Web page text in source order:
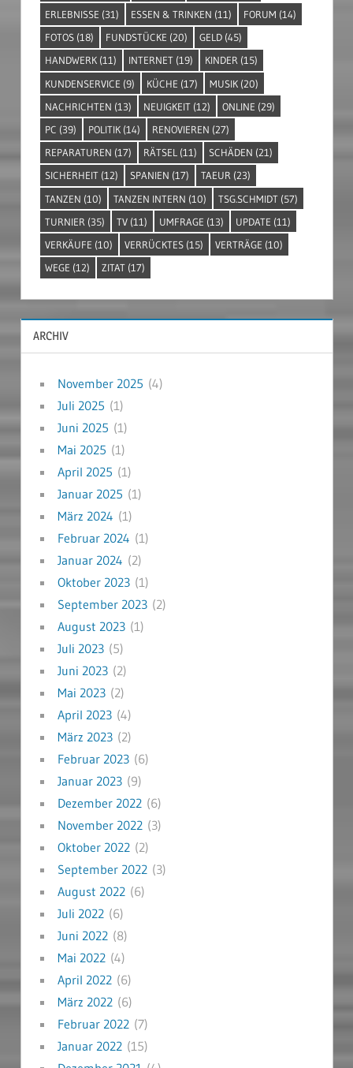
ERLEBNISSE (31) ESSEN & TRINKEN (11) FORUM (14)
FOTOS (18) FUNDSTÜCKE (20) GELD (45)
HANDWERK (11) INTERNET (19) KINDER (15)
KUNDENSERVICE (9) KÜCHE (17) MUSIK (20)
NACHRICHTEN (13) NEUIGKEIT (12) ONLINE (29)
PC (39) POLITIK (14) RENOVIEREN (27)
REPARATUREN (17) RÄTSEL (11) SCHÄDEN (21)
SICHERHEIT (12) SPANIEN (17) TAEUR (23)
TANZEN (10) TANZEN INTERN (10) TSG.SCHMIDT (57)
TURNIER (35) TV (11) UMFRAGE (13) UPDATE (11)
VERKÄUFE (10) VERRÜCKTES (15) VERTRÄGE (10)
WEGE (12) ZITAT (17)
ARCHIV
November 2025 (4)
Juli 2025 (1)
Juni 2025 (1)
Mai 2025 (1)
April 2025 (1)
Januar 2025 (1)
März 2024 (1)
Februar 2024 (1)
Januar 2024 (2)
Oktober 2023(1)
September 2023(2)
August 2023(1)
Juli 2023(5)
Juni 2023(2)
Mai 2023(2)
April 2023(4)
März 2023(2)
Februar 2023(6)
Januar 2023(9)
Dezember 2022(6)
November 2022(3)
Oktober 2022(2)
September 2022(3)
August 2022(6)
Juli 2022(6)
Juni 2022(8)
Mai 2022(4)
April 2022(6)
März 2022(6)
Februar 2022(7)
Januar 2022(15)